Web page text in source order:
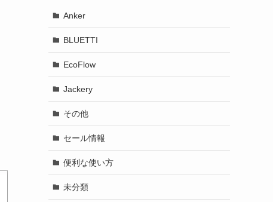
Anker
BLUETTI
EcoFlow
Jackery
その他
セール情報
便利な使い方
未分類